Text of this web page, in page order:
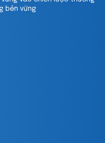
bền vững